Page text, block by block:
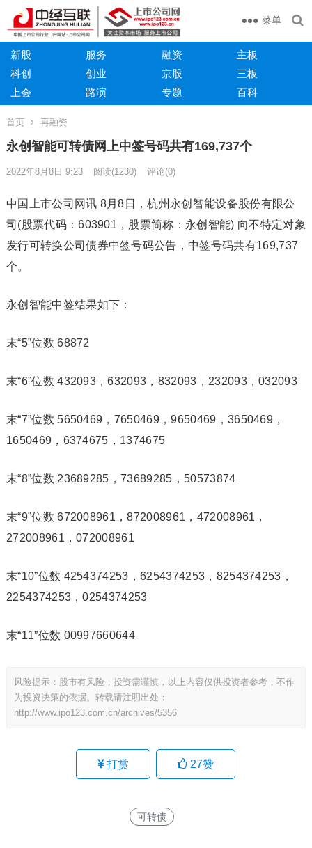
菜单
新股 服务 融资
主板
科创
创业 京股
三板
上会
路演 专题 百科
首页 再融资
永创智能可转债网上中签号码共有169,737个
2022年8月8日 9:23 阅读(1230) 评论(0)
中国上市公司网讯 8月8日，杭州永创智能设备股份有限公
司(股票代码：603901，股票简称：永创智能) 向不特定对象
发行可转换公司债券中签号码公告，中签号码共有169,737
个。
永创智能中签结果如下：
末“5”位数 68872
末“6”位数 432093，632093，832093，232093，032093
末“7”位数 5650469，7650469，9650469，3650469，
1650469，6374675，1374675
末“8”位数 23689285，73689285，50573874
末“9”位数 672008961，872008961，472008961，
272008961，072008961
末“10”位数 4254374253，6254374253，8254374253，
2254374253，0254374253
末“11”位数 00997660644
风险提示：股市有风险，投资需谨慎，以上内容仅供投资者参考，不作
为投资决策的依据。转载请注明出处：
http://www.ipo123.com.cn/archives/5356
打赏 27赞
可转债